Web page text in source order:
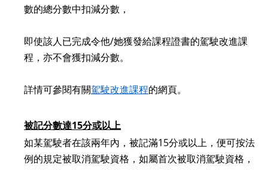
數的總分數中扣減分數，
即使該人已完成令他/她獲發給課程證書的駕駛改進課
程，亦不會獲扣減分數。
詳情可參閱有關駕駛改進課程的網頁。
被記分數達15分或以上
如某駕駛者在該兩年內，被記滿15分或以上，便可按法
例的規定被取消駕駛資格，如屬首次被取消駕駛資格，